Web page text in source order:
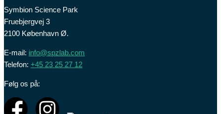
Symbion Science Park
Fruebjergvej 3
2100 København Ø.
E-mail: info@spzlab.com
Telefon: +45 23 25 27 12
Følg os på: